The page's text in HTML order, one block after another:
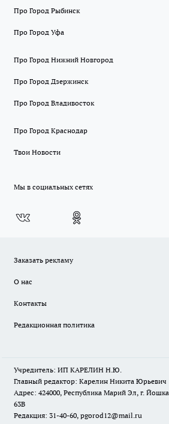
Про Город Рыбинск
Про Город Уфа
Про Город Нижний Новгород
Про Город Дзержинск
Про Город Владивосток
Про Город Краснодар
Твои Новости
Мы в социальных сетях
Заказать рекламу
О нас
Контакты
Редакционная политика
Учредитель: ИП КАРЕЛИН Н.Ю.
Главный редактор: Карелин Никита Юрьевич
Адрес: 424000, Республика Марий Эл, г.
63В
Редакция: 31-40-60, pgorod12@mail.ru